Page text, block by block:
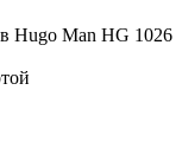
Hugo Man HG 1026